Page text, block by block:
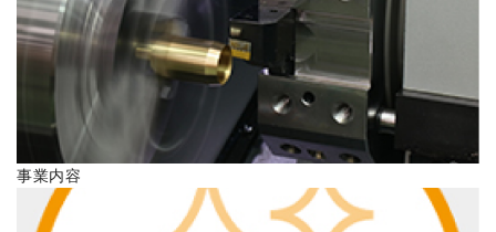
ENGLISH
事業内容